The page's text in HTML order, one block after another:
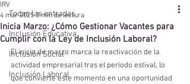
Todas las entradas
Inclusión Educativa
Inclusión Social
Inclusión Laboral
Inicia Marzo: ¿Cómo Gestionar Vacantes para
Cumplir con la Ley de Inclusión Laboral?
IRV
4 mar 2025 3 min de lectura
El inicio de marzo marca la reactivación de la
actividad empresarial tras el período estival, lo
que convierte este momento en una oportunidad